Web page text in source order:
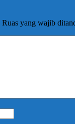
Ruas yang wajib